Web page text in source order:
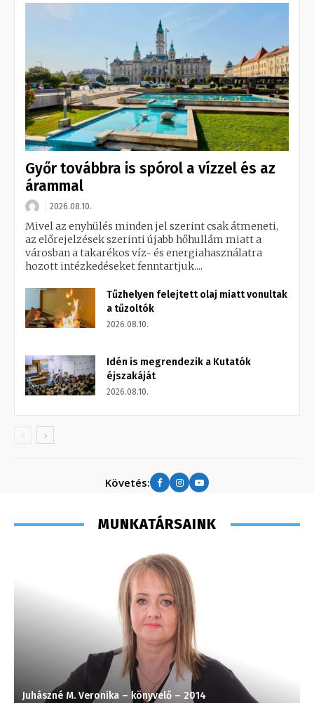
Győr továbbra is spórol a vízzel és az
árammal
2026.08.10.
Mivel az enyhülés minden jel szerint csak átmeneti,
az előrejelzések szerinti újabb hőhullám miatt a
városban a takarékos víz- és energiahasználatra
hozott intézkedéseket fenntartjuk....
Tűzhelyen felejtett olaj miatt vonultak
a tűzoltók
2026.08.10.
Idén is megrendezik a Kutatók
éjszakáját
2026.08.10.
Követés:
MUNKATÁRSAINK
Juhászné M. Veronika – könyvelő – 2014